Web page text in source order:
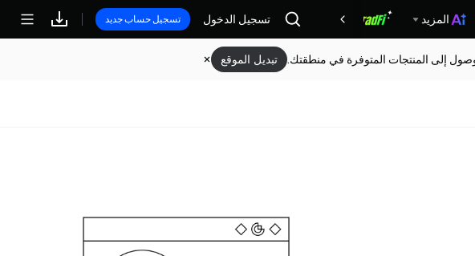
المزيد مكافآتتسجيل الدخول تسجيل حساب جديد
إلى المنتجات المتوفرة في منطقتك. تبديل الموقع